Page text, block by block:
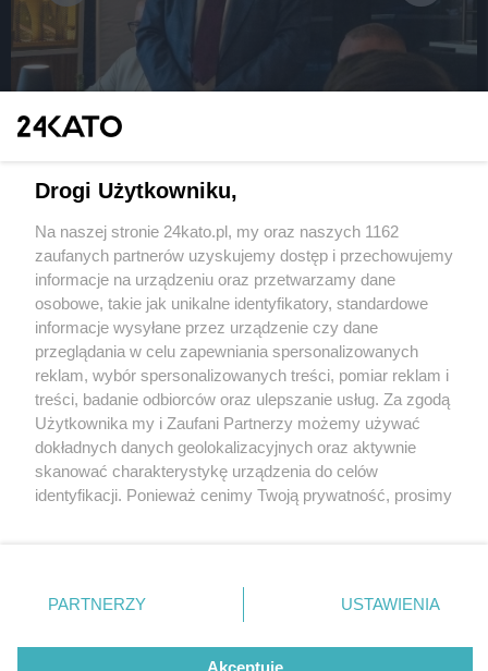
dyskutowali członkowie Loży Katowickiej BCC
4 / 9
BCC spotkanie noworoczne
20255
Wydawca mediów lokalnych
Nie zapomnij
zapoznać się z:
polityką prywatności regulamin korzystania z portali
Twojemiasto
Piekary Śląskie
Chorzów
Tarnowskie Góry
Gliwice
Skontakuj sięz nami
Kontakt
Wydawca
Redakcja
Drogi Użytkowniku,
Na naszej stronie 24kato.pl, my oraz naszych 1162
zaufanych partnerów uzyskujemy dostęp i przechowujemy
informacje na urządzeniu oraz przetwarzamy dane
osobowe, takie jak unikalne identyfikatory, standardowe
informacje wysyłane przez urządzenie czy dane
przeglądania w celu zapewniania spersonalizowanych
reklam, wybór spersonalizowanych treści, pomiar reklam i
treści, badanie odbiorców oraz ulepszanie usług. Za zgodą
Użytkownika my i Zaufani Partnerzy możemy używać
dokładnych danych geolokalizacyjnych oraz aktywnie
skanować charakterystykę urządzenia do celów
identyfikacji. Ponieważ cenimy Twoją prywatność, prosimy
prywatności znajdujący się w lewym dolnym rogu strony
. Niektóre rodzaje przetwarzania danych nie wymagają
zgody użytkownika, ale masz prawo sprzeciwić się
takiemu przetwarzaniu. Preferencje będą miały
PARTNERZY USTAWIENIA
Akceptuję